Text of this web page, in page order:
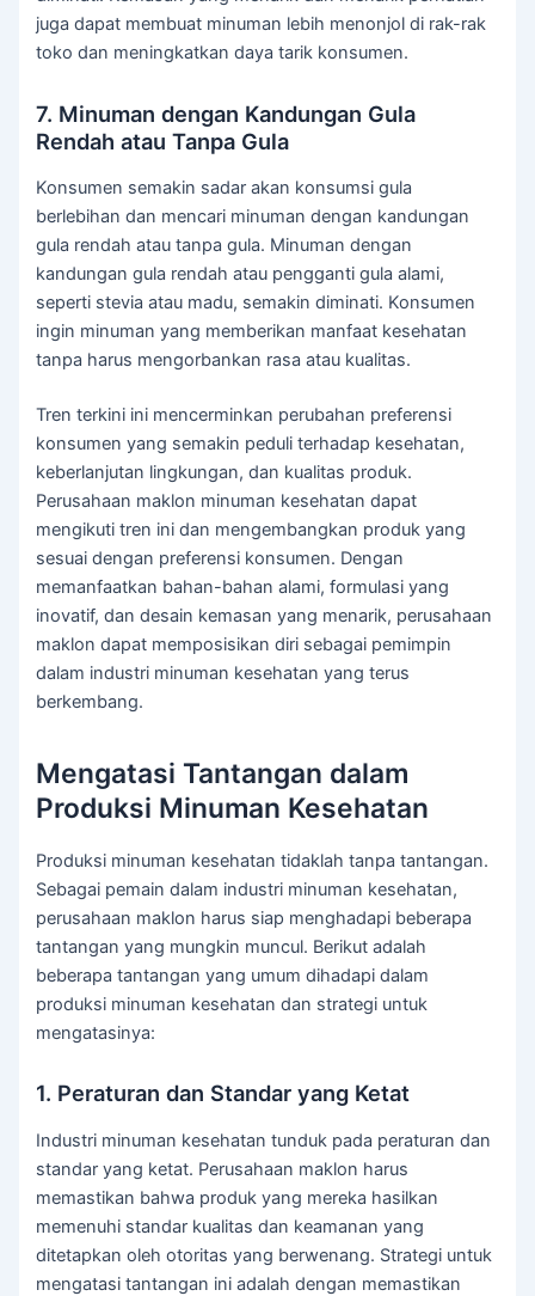
juga dapat membuat minuman lebih menonjol di rak-rak
toko dan meningkatkan daya tarik konsumen.
7. Minuman dengan Kandungan Gula
Rendah atau Tanpa Gula
Konsumen semakin sadar akan konsumsi gula
berlebihan dan mencari minuman dengan kandungan
gula rendah atau tanpa gula. Minuman dengan
kandungan gula rendah atau pengganti gula alami,
seperti stevia atau madu, semakin diminati. Konsumen
ingin minuman yang memberikan manfaat kesehatan
tanpa harus mengorbankan rasa atau kualitas.
Tren terkini ini mencerminkan perubahan preferensi
konsumen yang semakin peduli terhadap kesehatan,
keberlanjutan lingkungan, dan kualitas produk.
Perusahaan maklon minuman kesehatan dapat
mengikuti tren ini dan mengembangkan produk yang
sesuai dengan preferensi konsumen. Dengan
memanfaatkan bahan-bahan alami, formulasi yang
inovatif, dan desain kemasan yang menarik, perusahaan
maklon dapat memposisikan diri sebagai pemimpin
dalam industri minuman kesehatan yang terus
berkembang.
Mengatasi Tantangan dalam
Produksi Minuman Kesehatan
Produksi minuman kesehatan tidaklah tanpa tantangan.
Sebagai pemain dalam industri minuman kesehatan,
perusahaan maklon harus siap menghadapi beberapa
tantangan yang mungkin muncul. Berikut adalah
beberapa tantangan yang umum dihadapi dalam
produksi minuman kesehatan dan strategi untuk
mengatasinya:
1. Peraturan dan Standar yang Ketat
Industri minuman kesehatan tunduk pada peraturan dan
standar yang ketat. Perusahaan maklon harus
memastikan bahwa produk yang mereka hasilkan
memenuhi standar kualitas dan keamanan yang
ditetapkan oleh otoritas yang berwenang. Strategi untuk
mengatasi tantangan ini adalah dengan memastikan